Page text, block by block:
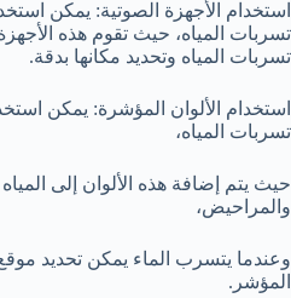
استخدام الأجهزة الصوتية: يمكن
تسربات المياه، حيث تقوم هذه
تسربات المياه وتحديد مكانها بدقة.
استخدام الألوان المؤشرة: يمكن
تسربات المياه،
حيث يتم إضافة هذه الألوان إلى
والمراحيض،
وعندما يتسرب الماء يمكن تحديد
المؤشر.